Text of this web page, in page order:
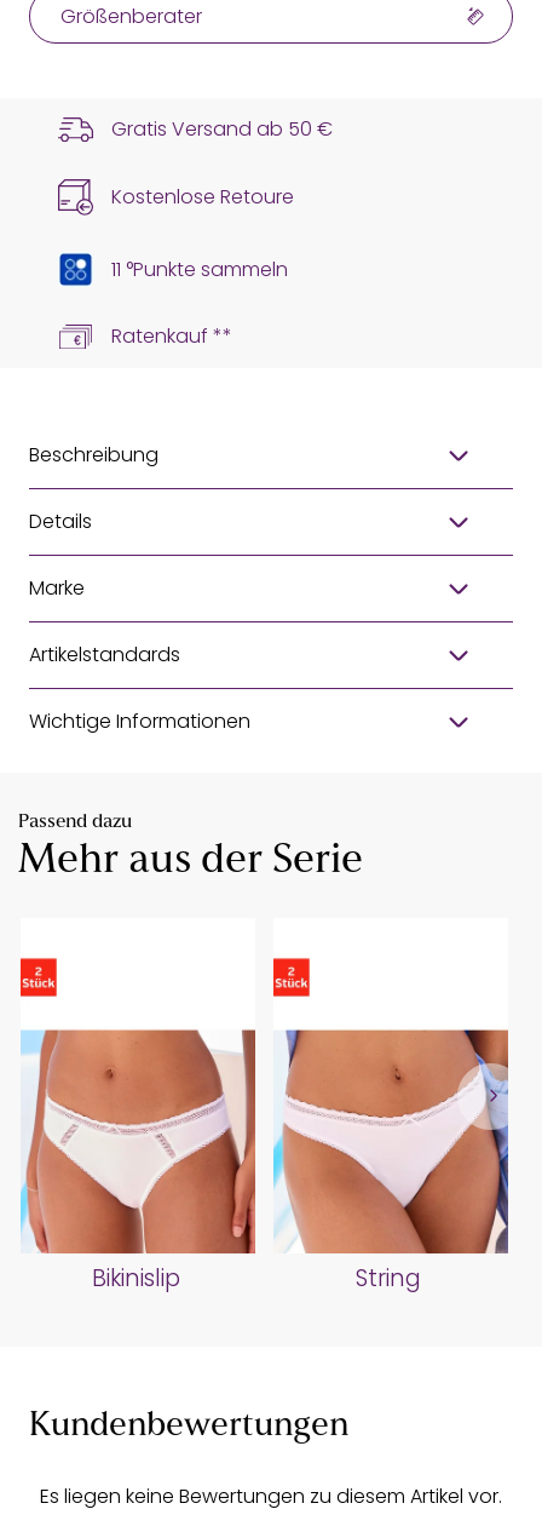
Größenberater
Gratis Versand ab 50 €
Kostenlose Retoure
11 °Punkte sammeln
Ratenkauf **
Beschreibung
Details
Marke
Artikelstandards
Wichtige Informationen
Passend dazu
Mehr aus der Serie
Bikinislip String
Kundenbewertungen
Es liegen keine Bewertungen zu diesem Artikel vor.